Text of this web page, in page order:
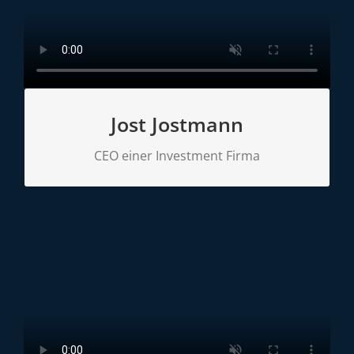
Jost Jostmann
CEO einer Investment Firma
Jost Jostmann ist der erzkonservative Chef
von Harry Hahn, den er befördern möchte.